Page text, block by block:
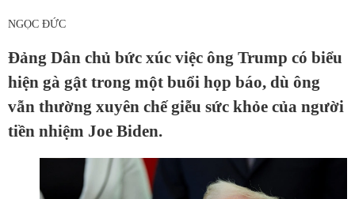
NGỌC ĐỨC
Đảng Dân chủ bức xúc việc ông Trump có biểu
hiện gà gật trong một buổi họp báo, dù ông
vẫn thường xuyên chế giễu sức khỏe của người
tiền nhiệm Joe Biden.